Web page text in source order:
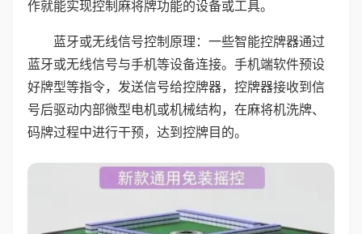
作就能实现控制麻将牌功能的设备或工具。
蓝牙或无线信号控制原理：一些智能控牌器通过
蓝牙或无线信号与手机等设备连接。手机端软件预设
好牌型等指令，发送信号给控牌器，控牌器接收到信
号后驱动内部微型电机或机械结构，在麻将机洗牌、
码牌过程中进行干预，达到控牌目的。